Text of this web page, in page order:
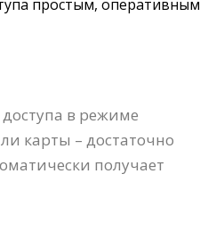
простым, оперативным
в режиме
карты – достаточно
получает